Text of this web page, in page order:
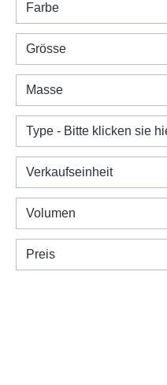
Farbe
Grösse
Masse
Type - Bitte klicken sie
Verkaufseinheit
Volumen
Preis